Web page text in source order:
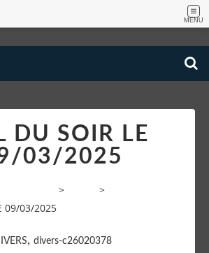
MENU
DU SOIR LE
03/2025
>
>
09/03/2025
, divers-c26020378